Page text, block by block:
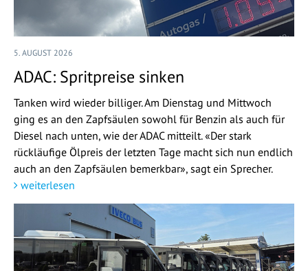
5. AUGUST 2026
ADAC: Spritpreise sinken
Tanken wird wieder billiger. Am Dienstag und Mittwoch
ging es an den Zapfsäulen sowohl für Benzin als auch für
Diesel nach unten, wie der ADAC mitteilt. «Der stark
rückläufige Ölpreis der letzten Tage macht sich nun endlich
auch an den Zapfsäulen bemerkbar», sagt ein Sprecher.
weiterlesen